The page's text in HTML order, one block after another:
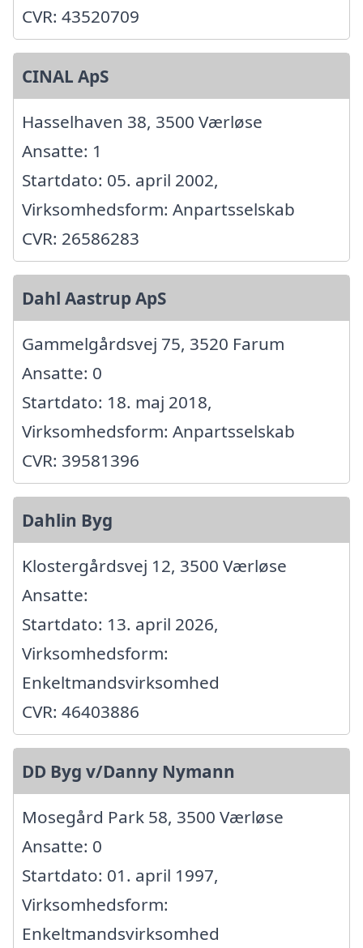
CVR: 43520709
CINAL ApS
Hasselhaven 38, 3500 Værløse
Ansatte: 1
Startdato: 05. april 2002,
Virksomhedsform: Anpartsselskab
CVR: 26586283
Dahl Aastrup ApS
Gammelgårdsvej 75, 3520 Farum
Ansatte: 0
Startdato: 18. maj 2018,
Virksomhedsform: Anpartsselskab
CVR: 39581396
Dahlin Byg
Klostergårdsvej 12, 3500 Værløse
Ansatte:
Startdato: 13. april 2026,
Virksomhedsform:
Enkeltmandsvirksomhed
CVR: 46403886
DD Byg v/Danny Nymann
Mosegård Park 58, 3500 Værløse
Ansatte: 0
Startdato: 01. april 1997,
Virksomhedsform:
Enkeltmandsvirksomhed